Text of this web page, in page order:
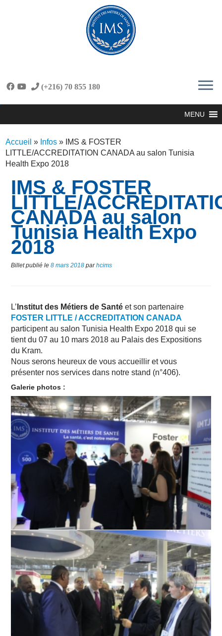
(+216) 70 855 180
MENU
Accueil » Infos » IMS & FOSTER
LITTLE/ACCREDITATION CANADA au salon Tunisia
Health Expo 2018
IMS & FOSTER
LITTLE/
CANADA au salon
Tunisia Health Expo
2018
Billet publié le 8 mars 2018 parhcims
L’ Institut des Métiers de Santéet son partenaire
FOSTER LITTLE / ACCREDITATION CANADA
participent au salon Tunisia Health Expo 2018 qui se
tient du 07 au 10 mars 2018 au Palais des Expositions
du Kram.
Nous serons heureux de vous accueillir et vous
présenter nos services dans notre stand (n°406).
Galerie photos :